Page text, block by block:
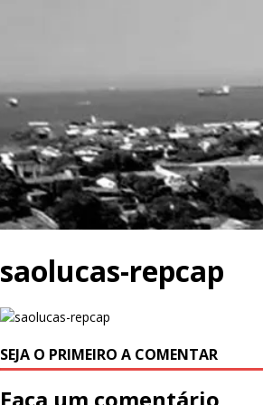
saolucas-repcap
SEJA O PRIMEIRO A COMENTAR
Faça um comentário